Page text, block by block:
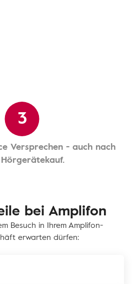
3
Versprechen - auch nach
bei Amplifon
Besuch in Ihrem Amplifon-
erwarten dürfen: